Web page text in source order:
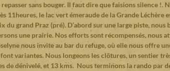
sans bouger. Il faut dire que faisions silence !.
le lac vert émeraude de la Grande Léchère
grand Praz (pré). D’abord sur une large piste, nous
une prairie. Nos efforts sont récompensés, nous
nous invite au bar du refuge, où elle nous offre
variantes. Nous longeons les clôtures, un sentier
dénivelé, et 13 kms. Nous terminons la rando par